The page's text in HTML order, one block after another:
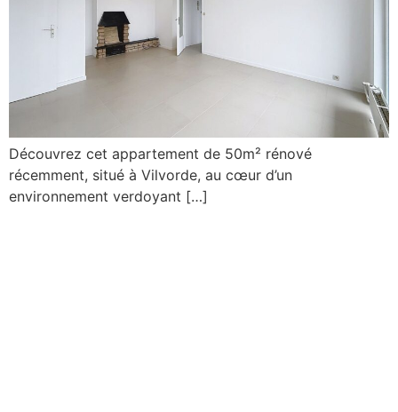
Découvrez cet appartement de 50m² rénové
récemment, situé à Vilvorde, au cœur d’un
environnement verdoyant […]